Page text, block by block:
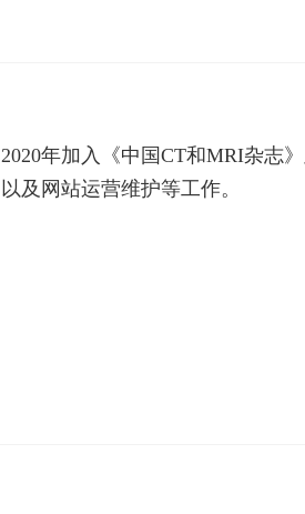
2020年加入《中国CT和MRI杂志
以及网站运营维护等工作。